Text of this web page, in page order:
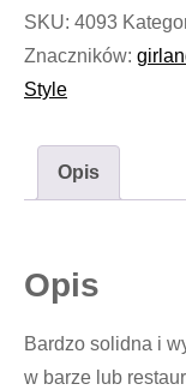
Style
Vol.5
#712
SKU: 4093
Znaczników:
Style
Opis
Opis
Bardzo solidna i
w barze lub